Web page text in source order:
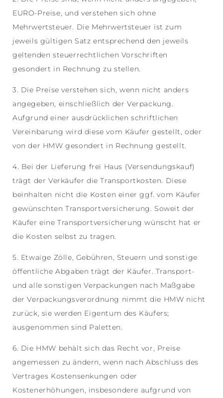
EURO-Preise, und verstehen sich ohne
Mehrwertsteuer. Die Mehrwertsteuer ist zum
jeweils gültigen Satz entsprechend den jeweils
geltenden steuerrechtlichen Vorschriften
gesondert in Rechnung zu stellen.
3. Die Preise verstehen sich, wenn nicht anders
angegeben, einschließlich der Verpackung.
Aufgrund einer ausdrücklichen schriftlichen
Vereinbarung wird diese vom Käufer gestellt, oder
von der HMW gesondert in Rechnung gestellt.
4. Bei der Lieferung frei Haus (Versendungskauf)
trägt der Verkäufer die Transportkosten. Diese
beinhalten nicht die Kosten einer ggf. vom Käufer
gewünschten Transportversicherung. Soweit der
Käufer eine Transportversicherung wünscht hat er
die Kosten selbst zu tragen.
5. Etwaige Zölle, Gebühren, Steuern und sonstige
öffentliche Abgaben trägt der Käufer. Transport-
und alle sonstigen Verpackungen nach Maßgabe
der Verpackungsverordnung nimmt die HMW nicht
zurück, sie werden Eigentum des Käufers;
ausgenommen sind Paletten.
6. Die HMW behält sich das Recht vor, Preise
angemessen zu ändern, wenn nach Abschluss des
Vertrages Kostensenkungen oder
Kostenerhöhungen, insbesondere aufgrund von